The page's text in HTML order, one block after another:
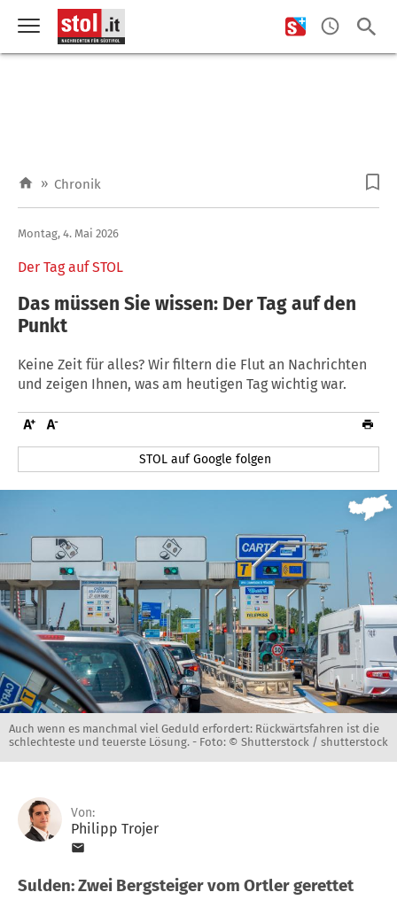
» Chronik
Der Tag auf STOL
Montag, 4. Mai 2026
Das müssen Sie wissen: Der Tag auf den
Punkt
Keine Zeit für alles? Wir filtern die Flut an Nachrichten
und zeigen Ihnen, was am heutigen Tag wichtig war.
STOL auf Google folgen
Auch wenn es manchmal viel Geduld erfordert: Rückwärtsfahren ist die
schlechteste und teuerste Lösung. - Foto: © Shutterstock / shutterstock
Von:
Philipp Trojer
Sulden: Zwei Bergsteiger vom Ortler gerettet